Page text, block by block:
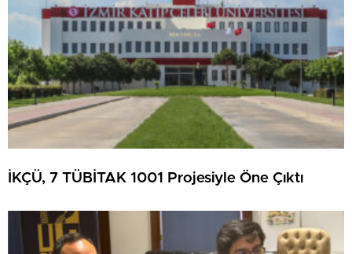
İKÇÜ, 7 TÜBİTAK 1001 Projesiyle Öne Çıktı